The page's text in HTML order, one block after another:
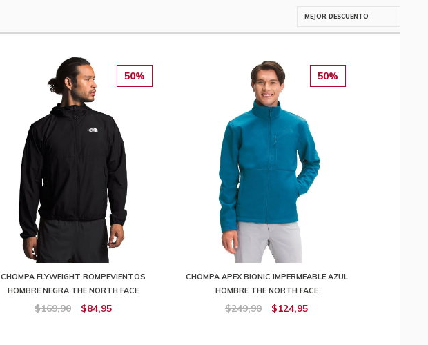
50%
CHOMPA FLYWEIGHT ROMPEVIENTOS
HOMBRE NEGRA THE NORTH FACE
$169,90 $84,95
50%
CHOMPA APEX BIONIC IMPERMEABLE AZUL
HOMBRE THE NORTH FACE
$249,90 $124,95